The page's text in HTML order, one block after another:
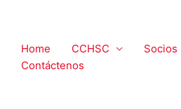
Home CCHSC Socios
Contáctenos